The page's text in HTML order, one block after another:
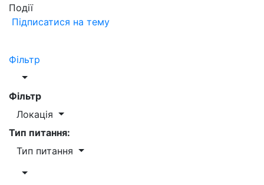
Події
Підписатися на тему
Фільтр
Фільтр
Локація
Тип питання:
Тип питання